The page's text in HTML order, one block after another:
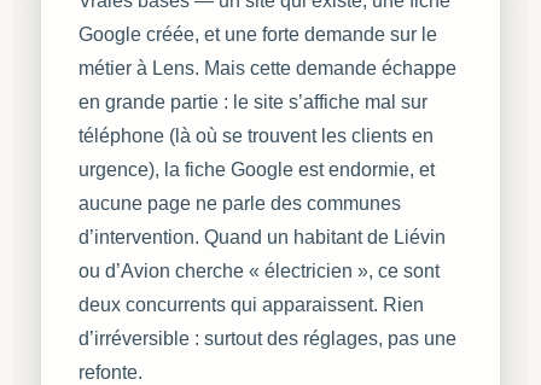
Google créée, et une forte demande sur le
métier à Lens. Mais cette demande échappe
en grande partie : le site s’affiche mal sur
téléphone (là où se trouvent les clients en
urgence), la fiche Google est endormie, et
aucune page ne parle des communes
d’intervention. Quand un habitant de Liévin
ou d’Avion cherche « électricien », ce sont
deux concurrents qui apparaissent. Rien
d’irréversible : surtout des réglages, pas une
refonte.